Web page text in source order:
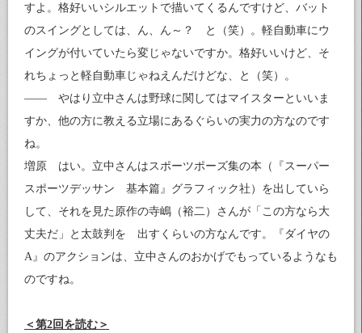
すよ。格好いいシルエットで描いてくるんですけど、バット
のスイングとしては、ん、ん～？ と（笑）。軽自動車にウ
イングが付いていたら変じゃないですか。格好いいけど、そ
れちょっと軽自動車じゃねえんだけどな、と（笑）。
—— やはり立中さんは野球に関してはマイスターといいま
すか、他の方に教える立場にあるぐらいの実力の方なのです
ね。
増原 はい。立中さんはスポーツポーズ集の本（『スーパー
スポーツデッサン 基本篇』グラフィック社）を出していら
して、それを見た原作の寺嶋（裕二）さんが「この方なら大
丈夫だ」と太鼓判を 出すくらいの方なんです。『ダイヤの
A』のアクションは、立中さんのおかげでもっているようなも
のですね。
＜第2回を読む＞